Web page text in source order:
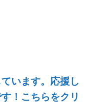
います。応援し
！こちらをクリ